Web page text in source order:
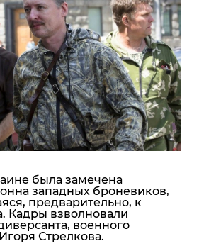
Помощь проекту
Стиль Диалога
Шоу-биз
Культура
Общество
Авторское
Мнение
Блоги
ИноСМИ
была замечена
западных броневиков,
предварительно, к
Кадры взволновали
военного
Стрелкова.